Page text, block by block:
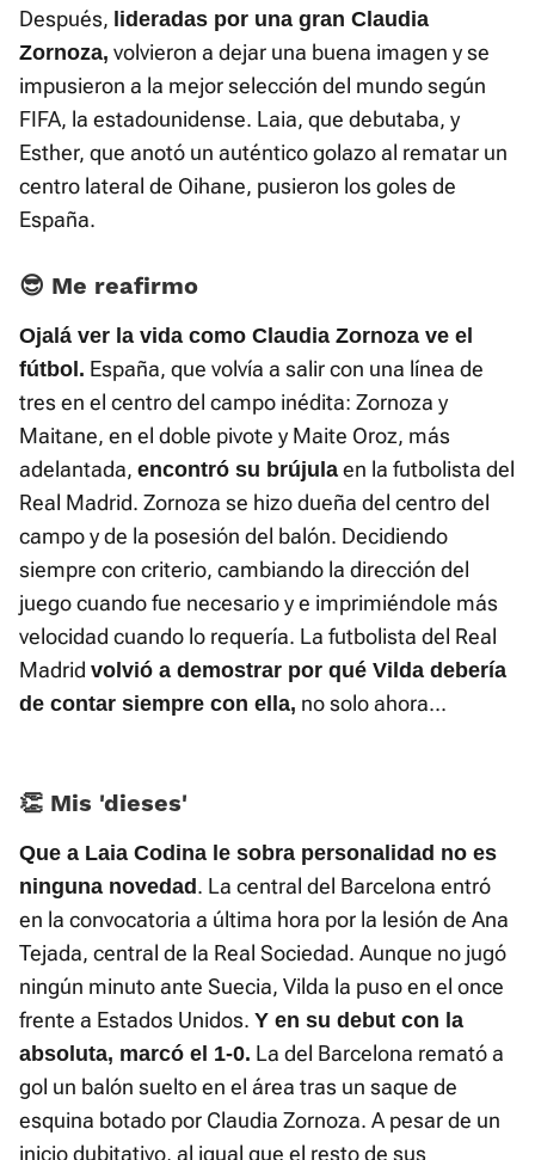
Después, lideradas por una gran Claudia
Zornoza, volvieron a dejar una buena imagen y se
impusieron a la mejor selección del mundo según
FIFA, la estadounidense. Laia, que debutaba, y
Esther, que anotó un auténtico golazo al rematar un
centro lateral de Oihane, pusieron los goles de
España.
😎 Me reafirmo
Ojalá ver la vida como Claudia Zornoza ve el
fútbol. España, que volvía a salir con una línea de
tres en el centro del campo inédita: Zornoza y
Maitane, en el doble pivote y Maite Oroz, más
adelantada, encontró su brújula en la futbolista del
Real Madrid. Zornoza se hizo dueña del centro del
campo y de la posesión del balón. Decidiendo
siempre con criterio, cambiando la dirección del
juego cuando fue necesario y e imprimiéndole más
velocidad cuando lo requería. La futbolista del Real
Madrid volvió a demostrar por qué Vilda debería
de contar siempre con ella, no solo ahora...
👏 Mis 'dieses'
Que a Laia Codina le sobra personalidad no es
ninguna novedad . La central del Barcelona entró
en la convocatoria a última hora por la lesión de Ana
Tejada, central de la Real Sociedad. Aunque no jugó
ningún minuto ante Suecia, Vilda la puso en el once
frente a Estados Unidos. Y en su debut con la
absoluta, marcó el 1-0. La del Barcelona remató a
gol un balón suelto en el área tras un saque de
esquina botado por Claudia Zornoza. A pesar de un
inicio dubitativo, al igual que el resto de sus